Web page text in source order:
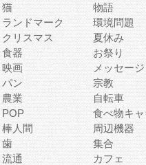
猫
物語
ランドマーク
環境問題
クリスマス
夏休み
食器
お祭り
映画
メッセージ
パン
宗教
農業
自転車
POP
食べ物キャ
棒人間
周辺機器
歯
集合
流通
カフェ